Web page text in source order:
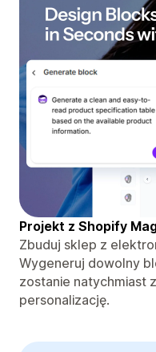
Projekt z Shopify
Zbuduj sklep z
Wygeneruj dowolny
zostanie natychmiast
personalizację.